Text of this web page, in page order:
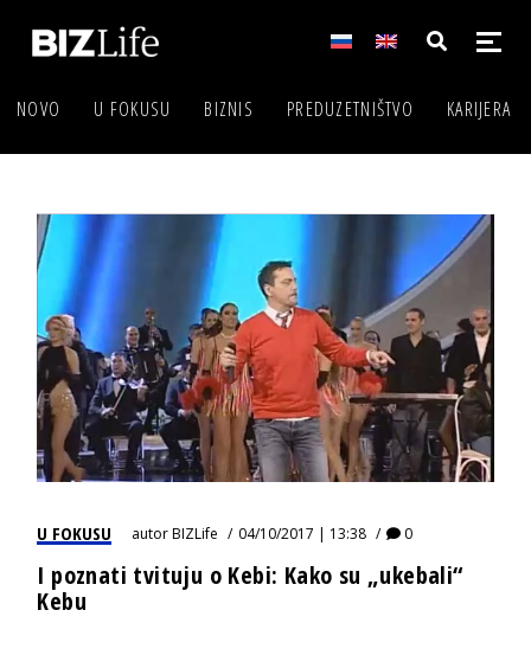
NOVO U FOKUSU BIZNIS PREDUZETNIŠTVO KARIJERA
U FOKUSU autorBIZLife 04/10/2017 | 13:38 0
I poznati tvituju o Kebi: Kako su „ukebali“
Kebu